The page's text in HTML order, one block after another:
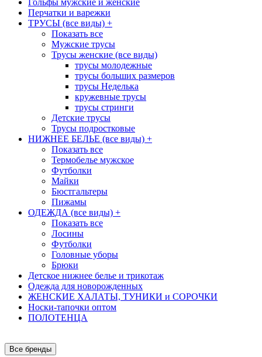
Перчатки и варежки
ТРУСЫ (все виды) +
Показать все
Мужские трусы
Трусы женские (все виды)
трусы молодежные
трусы больших размеров
трусы Неделька
кружевные трусы
трусы стринги
Детские трусы
Трусы подростковые
НИЖНЕЕ БЕЛЬЕ (все виды) +
Показать все
Термобелье мужское
Футболки
Майки
Бюстгальтеры
Пижамы
ОДЕЖДА (все виды) +
Показать все
Лосины
Футболки
Головные уборы
Брюки
Детское нижнее белье и трикотаж
Одежда для новорожденных
ЖЕНСКИЕ ХАЛАТЫ, ТУНИКИ и СОРОЧКИ
Носки-тапочки оптом
ПОЛОТЕНЦА
Все бренды